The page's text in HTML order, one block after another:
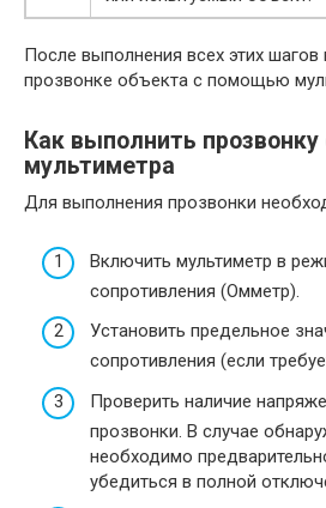
После выполнения всех этих
прозвонке объекта с помощью
Как выполнить
мультиметра
Для выполнения прозвонки
Включить мультиметр в
сопротивления (Омметр).
Установить предельное
сопротивления (если
Проверить наличие
прозвонки. В случае
необходимо
убедиться в полной